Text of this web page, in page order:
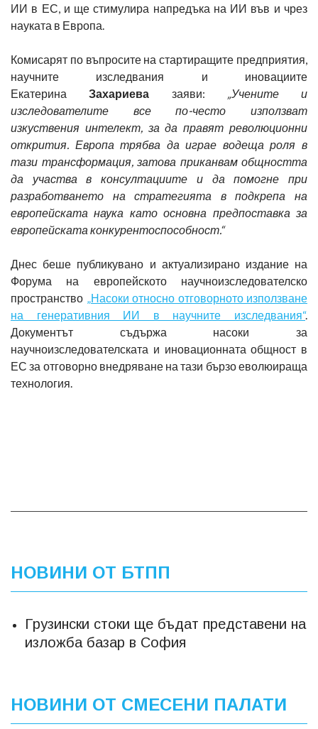
ИИ в ЕС, и ще стимулира напредъка на ИИ във и чрез
науката в Европа.
Комисарят по въпросите на стартиращите предприятия,
научните изследвания и иновациите
ЕкатеринаЗахариева заяви: „Учените и
изследователите все по-често използват
изкуствения интелект, за да правят революционни
открития. Европа трябва да играе водеща роля в
тази трансформация, затова приканвам общността
да участва в консултациите и да помогне при
разработването на стратегията в подкрепа на
европейската наука като основна предпоставка за
европейската конкурентоспособност.“
Днес беше публикувано и актуализирано издание на
Форума на европейското научноизследователско
пространство „Насоки относно отговорното използване
на генеративния ИИ в научните изследвания“.
Документът съдържа насоки за
научноизследователската и иновационната общност в
ЕС за отговорно внедряване на тази бързо еволюираща
технология.
НОВИНИ ОТ БТПП
Грузински стоки ще бъдат представени на
изложба базар в София
НОВИНИ ОТ СМЕСЕНИ ПАЛАТИ